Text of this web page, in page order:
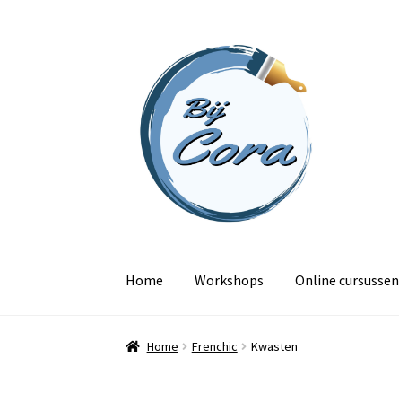
naar
navigatie
inhoud
Home Workshops Online cursussen
Home Frenchic Kwasten